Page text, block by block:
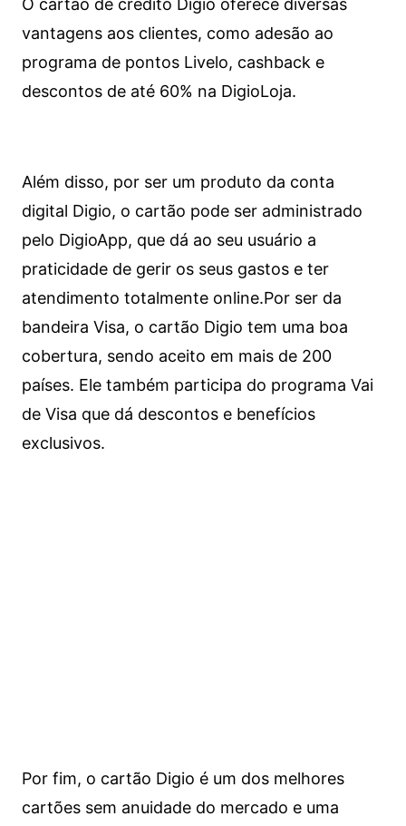
O cartão de crédito Digio oferece diversas
vantagens aos clientes, como adesão ao
programa de pontos Livelo, cashback e
descontos de até 60% na DigioLoja.
Além disso, por ser um produto da conta
digital Digio, o cartão pode ser administrado
pelo DigioApp, que dá ao seu usuário a
praticidade de gerir os seus gastos e ter
atendimento totalmente online.Por ser da
bandeira Visa, o cartão Digio tem uma boa
cobertura, sendo aceito em mais de 200
países. Ele também participa do programa Vai
de Visa que dá descontos e benefícios
exclusivos.
Por fim, o cartão Digio é um dos melhores
cartões sem anuidade do mercado e uma